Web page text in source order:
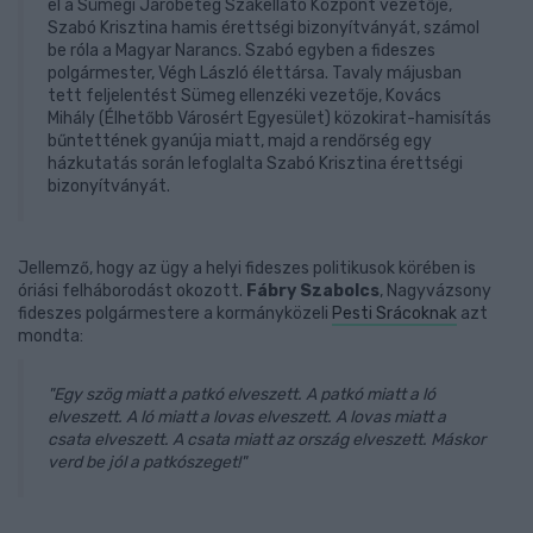
el a Sümegi Járóbeteg Szakellátó Központ vezetője,
Szabó Krisztina hamis érettségi bizonyítványát, számol
be róla a Magyar Narancs. Szabó egyben a fideszes
polgármester, Végh László élettársa. Tavaly májusban
tett feljelentést Sümeg ellenzéki vezetője, Kovács
Mihály (Élhetőbb Városért Egyesület) közokirat-hamisítás
bűntettének gyanúja miatt, majd a rendőrség egy
házkutatás során lefoglalta Szabó Krisztina érettségi
bizonyítványát.
Jellemző, hogy az ügy a helyi fideszes politikusok körében is
óriási felháborodást okozott. Fábry Szabolcs, Nagyvázsony
fideszes polgármestere a kormányközeli Pesti Srácoknak azt
mondta:
"Egy szög miatt a patkó elveszett. A patkó miatt a ló
elveszett. A ló miatt a lovas elveszett. A lovas miatt a
csata elveszett. A csata miatt az ország elveszett. Máskor
verd be jól a patkószeget!"